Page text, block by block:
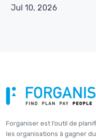
Jul 10, 2026
Forganiser est l’outil de
les organisations à gagner